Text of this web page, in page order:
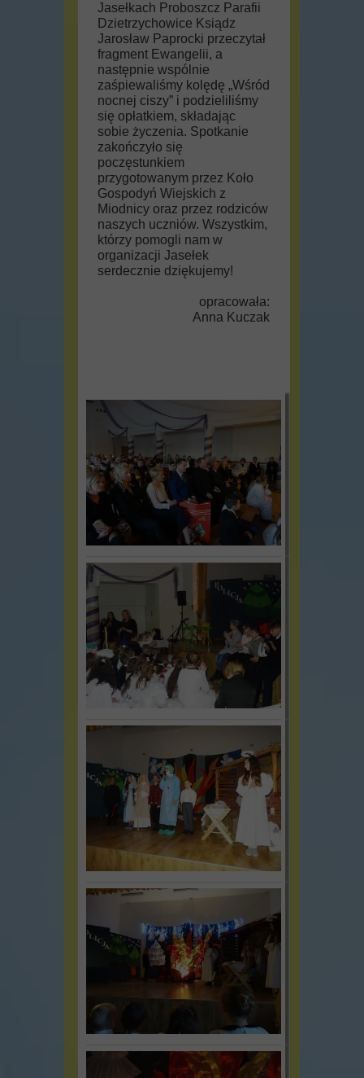
Jasełkach Proboszcz Parafii
Dzietrzychowice Ksiądz
Jarosław Paprocki przeczytał
fragment Ewangelii, a
następnie wspólnie
zaśpiewaliśmy kolędę „Wśród
nocnej ciszy” i podzieliliśmy
się opłatkiem, składając
sobie życzenia. Spotkanie
zakończyło się
poczęstunkiem
przygotowanym przez Koło
Gospodyń Wiejskich z
Miodnicy oraz przez rodziców
naszych uczniów. Wszystkim,
którzy pomogli nam w
organizacji Jasełek
serdecznie dziękujemy!
opracowała:
Anna Kuczak